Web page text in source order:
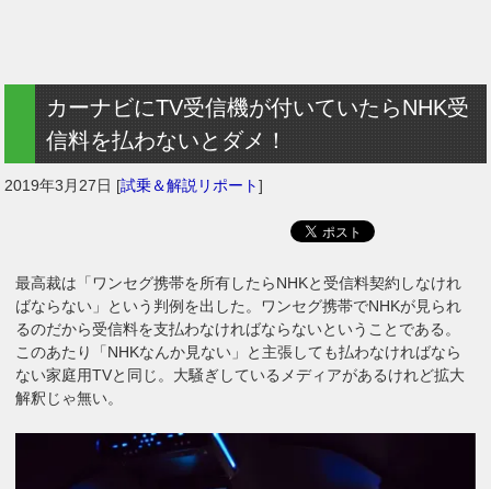
カーナビにTV受信機が付いていたらNHK受
信料を払わないとダメ！
2019年3月27日 [試乗＆解説リポート]
最高裁は「ワンセグ携帯を所有したらNHKと受信料契約しなけれ
ばならない」という判例を出した。ワンセグ携帯でNHKが見られ
るのだから受信料を支払わなければならないということである。
このあたり「NHKなんか見ない」と主張しても払わなければなら
ない家庭用TVと同じ。大騒ぎしているメディアがあるけれど拡大
解釈じゃ無い。